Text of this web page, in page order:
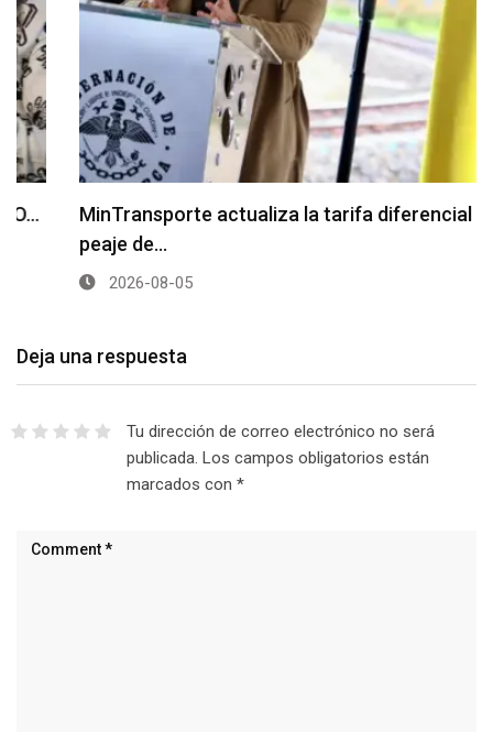
MinTransporte actualiza la tarifa diferencial del
peaje de…
2026-08-05
Deja una respuesta
Tu dirección de correo electrónico no será
publicada. Los campos obligatorios están
marcados con *